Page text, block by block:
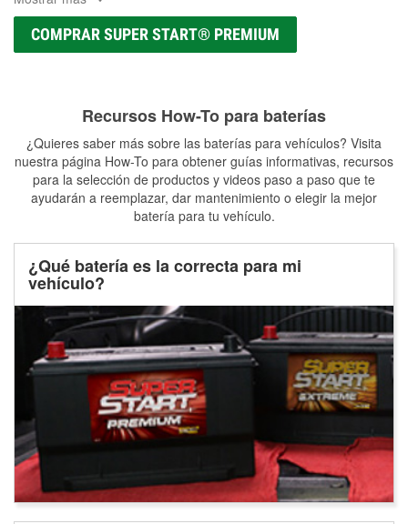
COMPRAR SUPER START® PREMIUM
Recursos How-To para baterías
¿Quieres saber más sobre las baterías para vehículos? Visita
nuestra página How-To para obtener guías informativas, recursos
para la selección de productos y videos paso a paso que te
ayudarán a reemplazar, dar mantenimiento o elegir la mejor
batería para tu vehículo.
¿Qué batería es la correcta para mi
vehículo?